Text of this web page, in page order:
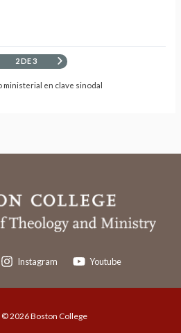
2 DE 3
ministerial en clave sinodal
Instagram Youtube
© 2026 Boston College